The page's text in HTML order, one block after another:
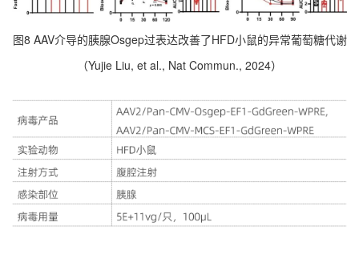
图8 AAV介导的胰腺Osgep过表达改善了HFD小鼠的异常葡萄糖代谢
（Yujie Liu, et al., Nat Commun., 2024）